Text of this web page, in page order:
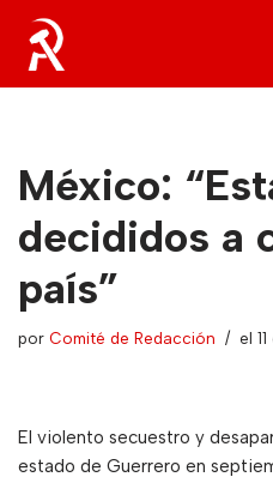
Saltar
al
México:
decididos a
país”
por Comité de Redacción el
El violento secuestro y
estado de Guerrero en